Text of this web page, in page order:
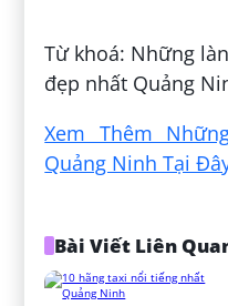
Từ khoá: Những
đẹp nhất Quảng
Xem Thêm
Quảng Ninh Tại
Bài Viết Liên